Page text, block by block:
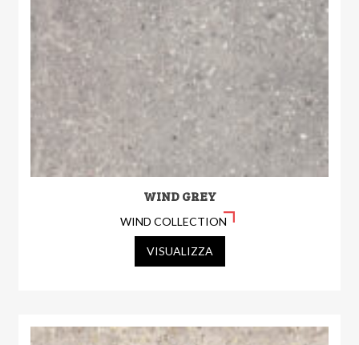
WIND GREY
WIND COLLECTION
VISUALIZZA